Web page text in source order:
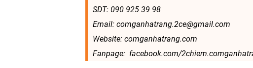
SDT: 090 925 39 98
Email: comganhatrang.2ce@gmail.com
Website: comganhatrang.com
Fanpage: facebook.com/